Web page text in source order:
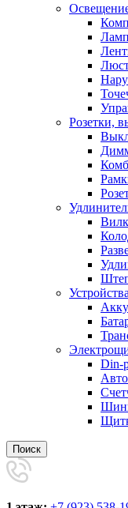
Розетки,
Din-
Поиск